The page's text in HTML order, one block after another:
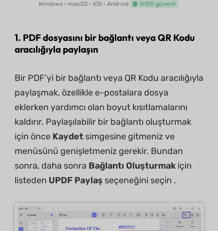
Windows • macOS • iOS • Android %100 güvenli
1. PDF dosyasını bir bağlantı veya QR Kodu
aracılığıyla paylaşın
Bir PDF'yi bir bağlantı veya QR Kodu aracılığıyla
paylaşmak, özellikle e-postalara dosya
eklerken yardımcı olan boyut kısıtlamalarını
kaldırır. Paylaşılabilir bir bağlantı oluşturmak
için önce Kaydet simgesine gitmeniz ve
menüsünü genişletmeniz gerekir. Bundan
sonra, daha sonra Bağlantı Oluşturmak için
listeden UPDF Paylaş seçeneğini seçin .